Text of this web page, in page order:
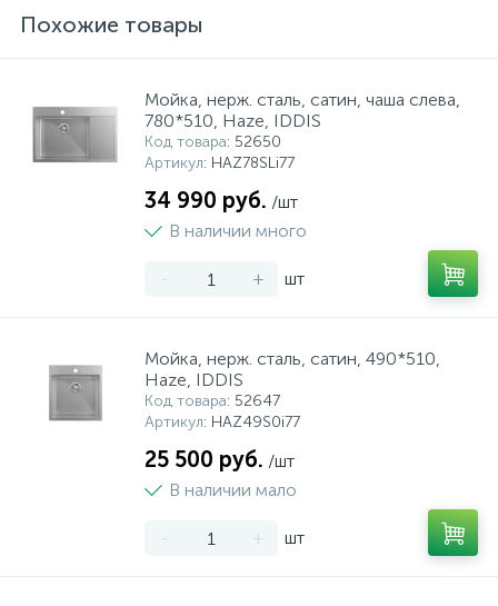
Похожие товары
Мойка, нерж. сталь, сатин, чаша слева,
780*510, Haze, IDDIS
Код товара: 52650
Артикул: HAZ78SLi77
34 990 руб. /шт
В наличии много
- + шт
Мойка, нерж. сталь, сатин, 490*510,
Haze, IDDIS
Код товара: 52647
Артикул: HAZ49S0i77
25 500 руб. /шт
В наличии мало
- + шт